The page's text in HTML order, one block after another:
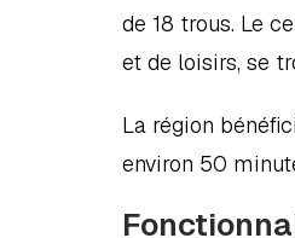
de 18 trous. Le
et de loisirs, se
La région
environ 50